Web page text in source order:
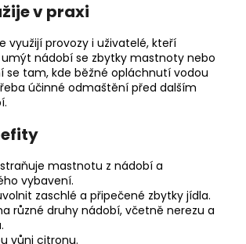
v praxi
využijí provozy i uživatelé, kteří
nádobí se zbytky mastnoty nebo
se tam, kde běžné opláchnutí vodou
účinné odmaštění před dalším
mastnotu z nádobí a
vybavení.
zaschlé a připečené zbytky jídla.
různé druhy nádobí, včetně nerezu a
vůni citronu.